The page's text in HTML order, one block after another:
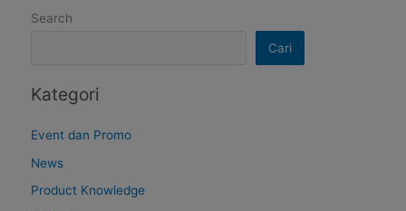
Search
Cari
Kategori
Event dan Promo
News
Product Knowledge